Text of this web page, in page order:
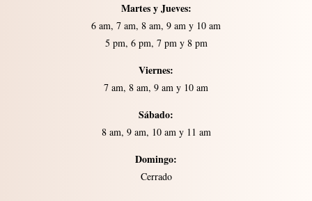
Martes y Jueves:
6 am, 7 am, 8 am, 9 am y 10 am
5 pm, 6 pm, 7 pm y 8 pm
Viernes:
7 am, 8 am, 9 am y 10 am
Sábado:
8 am, 9 am, 10 am y 11 am
Domingo:
Cerrado​​